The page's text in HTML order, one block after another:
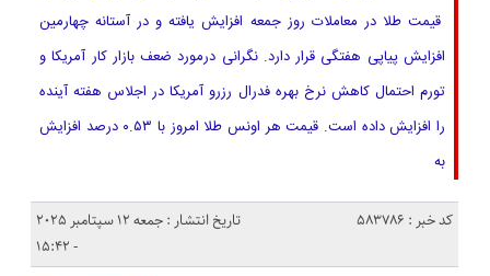
قیمت طلا در معاملات روز جمعه افزایش یافته و در آستانه چهارمین
افزایش پیاپی هفتگی قرار دارد. نگرانی درمورد ضعف بازار کار آمریکا و
تورم احتمال کاهش نرخ بهره فدرال رزرو آمریکا در اجلاس هفته آینده
را افزایش داده است. قیمت هر اونس طلا امروز با ۰.۵۳ درصد افزایش
به
کد خبر : 583786
تاریخ انتشار : جمعه 12 سپتامبر 2025
- 15:42